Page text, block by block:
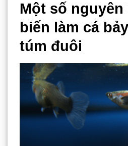
Một số
biến làm cá
túm đuôi